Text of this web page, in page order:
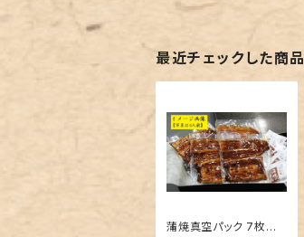
最近チェックした商品
蒲焼真空パック 7枚セッ